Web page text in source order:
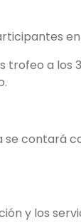
a los
contará
y los